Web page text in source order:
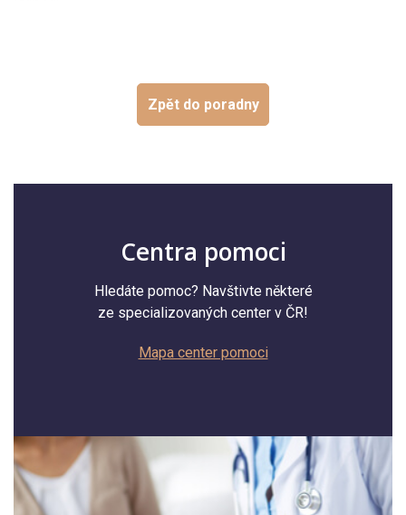
Zpět do poradny
Centra pomoci
Hledáte pomoc? Navštivte některé
ze specializovaných center v ČR!
Mapa center pomoci